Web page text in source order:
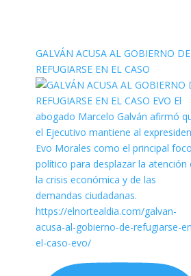
GALVÁN ACUSA AL GOBIERNO DE
REFUGIARSE EN EL CASO